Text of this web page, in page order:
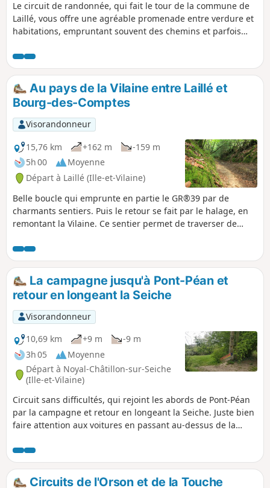
Le circuit de randonnée, qui fait le tour de la commune de
Laillé, vous offre une agréable promenade entre verdure et
habitations, empruntant souvent des chemins et parfois
au circuit communal "Laillé Bourg", qui tient compte du
"nouveau lotissement" du Nord-Est.
Au pays de la Vilaine entre Laillé et
Bourg-des-Comptes
Visorandonneur
15,76 km
+162 m
-159 m
5h 00
Moyenne
Départ à Laillé (Ille-et-Vilaine)
Belle boucle qui emprunte en partie le GR®39 par de
charmants sentiers. Puis le retour se fait par le halage, en
remontant la Vilaine. Ce sentier permet de traverser de
demeures, des écluses et on finit par longer cette rivière
qui porte si mal son nom.
La campagne jusqu'à Pont-Péan et
retour en longeant la Seiche
Visorandonneur
10,69 km
+9 m
-9 m
3h 05
Moyenne
Départ à Noyal-Châtillon-sur-Seiche
(Ille-et-Vilaine)
Circuit sans difficultés, qui rejoint les abords de Pont-Péan
par la campagne et retour en longeant la Seiche. Juste bien
faire attention aux voitures en passant au-dessus de la
de la Seiche peut être interdit en période de crue et
d'inondation.
Circuits de l'Orson et de la Touche